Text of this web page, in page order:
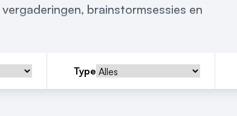
brainstormsessies en
Type